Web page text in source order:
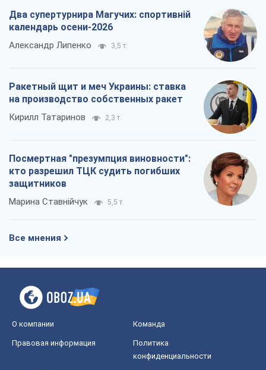
Два супертурнира Магучих: спортивній
календарь осени-2026
Александр Липенко 3,5 т.
Ракетный щит и меч Украины: ставка
на производство собственных ракет
Кирилл Татаринов 2,3 т.
Посмертная "презумпция виновности":
кто разрешил ТЦК судить погибших
защитников
Марина Ставнійчук 5,5 т.
Все мнения
О компании Команда
Правовая информация
Политика
конфиденциальности